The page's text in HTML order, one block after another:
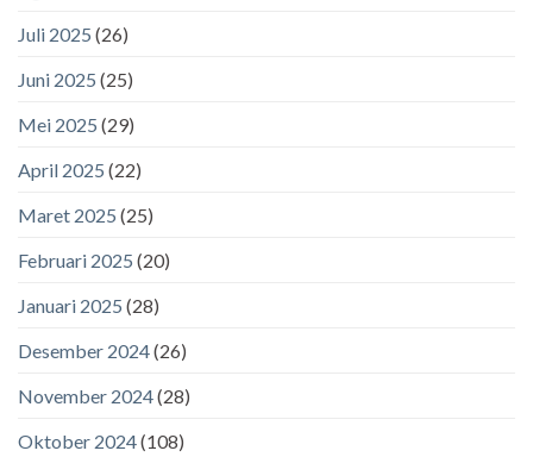
Juli 2025 (26)
Juni 2025 (25)
Mei 2025 (29)
April 2025 (22)
Maret 2025 (25)
Februari 2025 (20)
Januari 2025 (28)
Desember 2024(26)
November 2024(28)
Oktober 2024(108)